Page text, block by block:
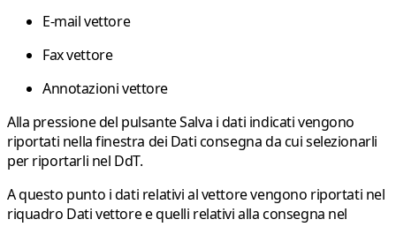
E-mail vettore
Fax vettore
Annotazioni vettore
Alla pressione del pulsante Salva i dati indicati vengono
riportati nella finestra dei Dati consegna da cui selezionarli
per riportarli nel DdT.
A questo punto i dati relativi al vettore vengono riportati nel
riquadro Dati vettore e quelli relativi alla consegna nel